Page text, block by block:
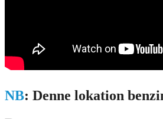
NB: Denne lokation